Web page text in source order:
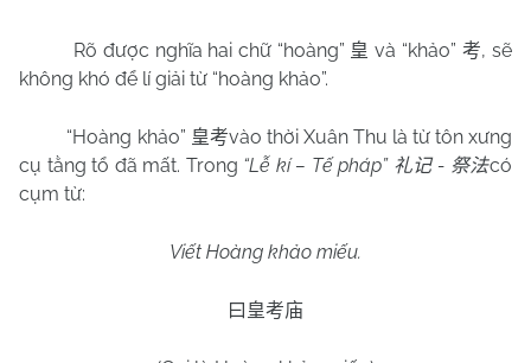
Rõ được nghĩa hai chữ “hoàng” 皇 và “khảo” 考, sẽ
không khó để lí giải từ “hoàng khảo”.
“Hoàng khảo” 皇考vào thời Xuân Thu là từ tôn xưng
cụ tằng tổ đã mất. Trong “Lễ kí – Tế pháp” 礼记- 祭法có
cụm từ:
Viết Hoàng khảo miếu.
曰皇考庙